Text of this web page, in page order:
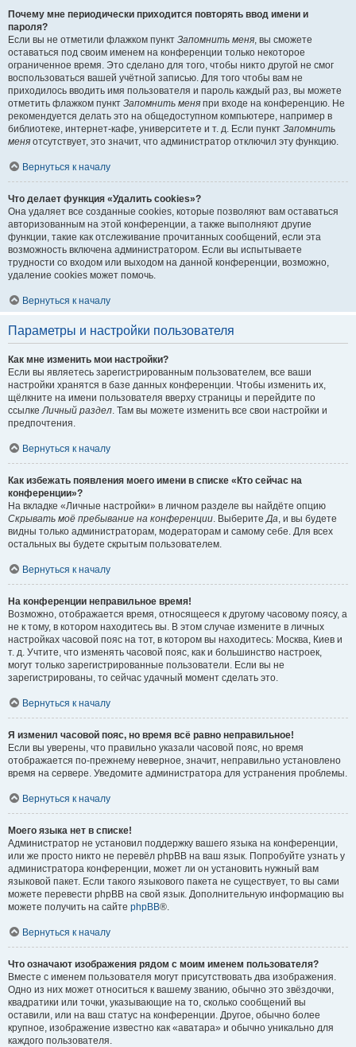
Почему мне периодически приходится повторять ввод имени и
пароля?
Если вы не отметили флажком пункт Запомнить меня, вы сможете
оставаться под своим именем на конференции только некоторое
ограниченное время. Это сделано для того, чтобы никто другой не смог
воспользоваться вашей учётной записью. Для того чтобы вам не
приходилось вводить имя пользователя и пароль каждый раз, вы можете
отметить флажком пункт Запомнить меня при входе на конференцию. Не
рекомендуется делать это на общедоступном компьютере, например в
библиотеке, интернет-кафе, университете и т. д. Если пункт Запомнить
меня отсутствует, это значит, что администратор отключил эту функцию.
Вернуться к началу
Что делает функция «Удалить cookies»?
Она удаляет все созданные cookies, которые позволяют вам оставаться
авторизованным на этой конференции, а также выполняют другие
функции, такие как отслеживание прочитанных сообщений, если эта
возможность включена администратором. Если вы испытываете
трудности со входом или выходом на данной конференции, возможно,
удаление cookies может помочь.
Вернуться к началу
Параметры и настройки пользователя
Как мне изменить мои настройки?
Если вы являетесь зарегистрированным пользователем, все ваши
настройки хранятся в базе данных конференции. Чтобы изменить их,
щёлкните на имени пользователя вверху страницы и перейдите по
ссылкеЛичный раздел. Там вы можете изменить все свои настройки и
предпочтения.
Вернуться к началу
Как избежать появления моего имени в списке «Кто сейчас на
конференции»?
На вкладке «Личные настройки» в личном разделе вы найдёте опцию
Скрывать моё пребывание на конференции. ВыберитеДа, и вы будете
видны только администраторам, модераторам и самому себе. Для всех
остальных вы будете скрытым пользователем.
Вернуться к началу
На конференции неправильное время!
Возможно, отображается время, относящееся к другому часовому поясу, а
не к тому, в котором находитесь вы. В этом случае измените в личных
настройках часовой пояс на тот, в котором вы находитесь: Москва, Киев и
т. д. Учтите, что изменять часовой пояс, как и большинство настроек,
могут только зарегистрированные пользователи. Если вы не
зарегистрированы, то сейчас удачный момент сделать это.
Вернуться к началу
Я изменил часовой пояс, но время всё равно неправильное!
Если вы уверены, что правильно указали часовой пояс, но время
отображается по-прежнему неверное, значит, неправильно установлено
время на сервере. Уведомите администратора для устранения проблемы.
Вернуться к началу
Моего языка нет в списке!
Администратор не установил поддержку вашего языка на конференции,
или же просто никто не перевёл phpBB на ваш язык. Попробуйте узнать у
администратора конференции, может ли он установить нужный вам
языковой пакет. Если такого языкового пакета не существует, то вы сами
можете перевести phpBB на свой язык. Дополнительную информацию вы
можете получить на сайте phpBB®.
Вернуться к началу
Что означают изображения рядом с моим именем пользователя?
Вместе с именем пользователя могут присутствовать два изображения.
Одно из них может относиться к вашему званию, обычно это звёздочки,
квадратики или точки, указывающие на то, сколько сообщений вы
оставили, или на ваш статус на конференции. Другое, обычно более
крупное, изображение известно как «аватара» и обычно уникально для
каждого пользователя.